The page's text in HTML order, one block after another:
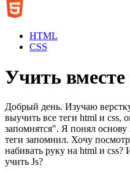
HTML
CSS
Учить вместе
Добрый день. Изучаю
выучить все теги html и css,
запомнятся". Я понял
теги запомнил. Хочу
набивать руку на html и
учить Js?